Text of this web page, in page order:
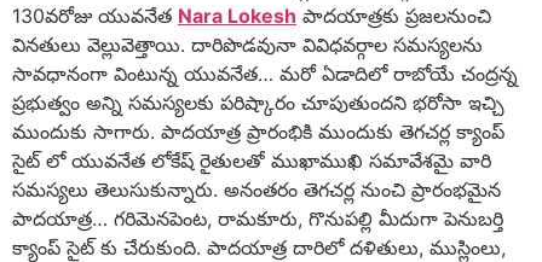
130వరోజు యువనేత Nara Lokesh పాదయాత్రకు ప్రజలనుంచి
వినతులు వెల్లువెత్తాయి. దారిపొడవునా వివిధవర్గాల సమస్యలను
సావధానంగా వింటున్న యువనేత… మరో ఏడాదిలో రాబోయే చంద్రన్న
ప్రభుత్వం అన్ని సమస్యలకు పరిష్కారం చూపుతుందని భరోసా ఇచ్చి
ముందుకు సాగారు. పాదయాత్ర ప్రారంభికి ముందుకు తెగచర్ల క్యాంప్
సైట్ లో యువనేత లోకేష్ రైతులతో ముఖాముఖి సమావేశమై వారి
సమస్యలు తెలుసుకున్నారు. అనంతరం తెగచర్ల నుంచి ప్రారంభమైన
పాదయాత్ర… గరిమెనపెంట, రామకూరు, గొనుపల్లి మీదుగా పెనుబర్తి
క్యాంప్ సైట్ కు చేరుకుంది. పాదయాత్ర దారిలో దళితులు, ముస్లింలు,